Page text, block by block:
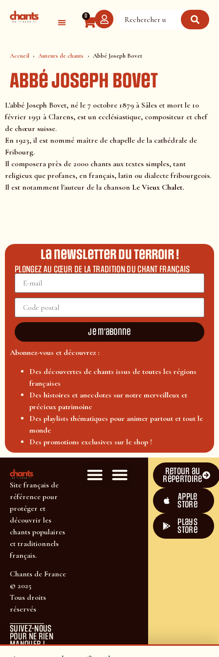
0
Accueil Auteurs de chants Abbé Joseph Bovet
Abbé Joseph Bovet
L'abbé Joseph Bovet, né le 7 octobre 1879 à Sâles et mort le 10
février 1951 à Clarens, est un ecclésiastique, compositeur et chef
de chœur suisse.
En 1923, il est nommé maître de chapelle de la cathédrale de
Fribourg.
Il composera près de 2000 chants aux textes simples, tant
religieux que profanes, en français, latin ou dialecte fribourgeois.
Il est notamment l'auteur de la chanson Le Vieux Chalet.
La newsletter du terroir !
PLONGEZ AU CŒUR DE LA TRADITION DU CHANT FRANÇAIS
Je m'abonne
Abonnez-vous et découvrez :
Des découvertes de chants issus de toutes les régions
françaises
Des histoires et anecdotes sur notre merveilleux et
précieux patrimoine
Des playlists thématiques pour animer partout et tout le
monde
Des promotions exclusives sur le shop !
Site français de
référence pour
protéger et
découvrir les
chants populaires
et traditionnels
français.
Chants de France
© 2025
Tous droits
réservés
SUIVEZ-NOUS
POUR NE RIEN
MANQUER !
Retour au
répertoire
Apple
Store
plays
store